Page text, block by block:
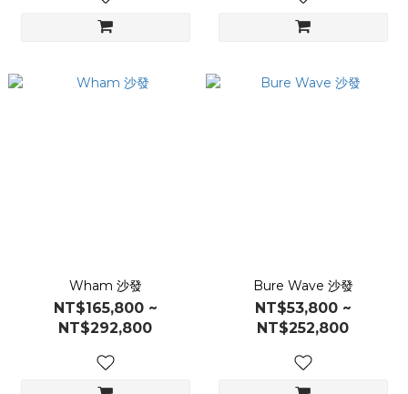
Wham 沙發
NT$165,800 ~
NT$292,800
Bure Wave 沙發
NT$53,800 ~
NT$252,800